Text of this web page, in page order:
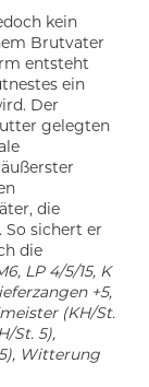
kein
Brutvater
entsteht
ein
Der
gelegten
die
So sichert er
die
LP 4/5/15, K
+5,
(KH/St.
St. 5),
Witterung